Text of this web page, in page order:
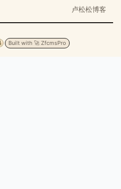
卢松松博客
Built with 🚀 ZfcmsPro